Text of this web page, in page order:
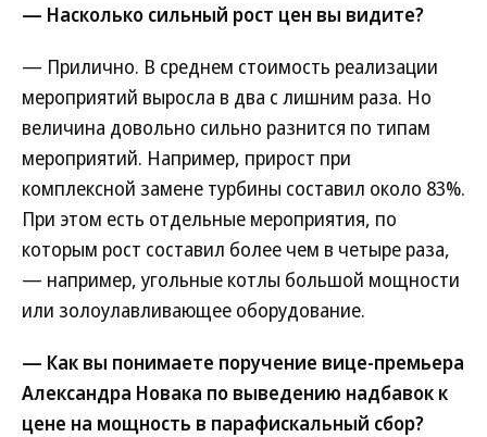
— Насколько сильный рост цен вы видите?
— Прилично. В среднем стоимость реализации
мероприятий выросла в два с лишним раза. Но
величина довольно сильно разнится по типам
мероприятий. Например, прирост при
комплексной замене турбины составил около 83%.
При этом есть отдельные мероприятия, по
которым рост составил более чем в четыре раза,
— например, угольные котлы большой мощности
или золоулавливающее оборудование.
— Как вы понимаете поручение вице-премьера
Александра Новака по выведению надбавок к
цене на мощность в парафискальный сбор?